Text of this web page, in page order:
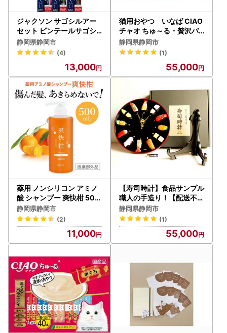
ジャクソン サゴシルアー
セット ピンテールサゴシ
チューン 2個【釣り具 ル
アー アウトドア キャンプ
】◆
静岡県静岡市
(4)
13,000
猫用おやつ いなば CIAO
チャオ ちゅ～る・贅沢バ
ラエティ320本 （14ｇ40
ｘ8袋）セット（ キャット
フード ペットフード ）静
静岡県静岡市
(1)
55,000
薬用 ノンシリコン アミノ
酸 シャンプー 爽快柑 500
ml 医薬部外品 頭皮ケア リ
ンス不要 オールインワン
シャンプー ふけ かゆみ
静岡県静岡市
(2)
11,000
【寿司時計】食品サンプル
職人の手造り！【配送不可
：離島】
静岡県静岡市
(1)
55,000